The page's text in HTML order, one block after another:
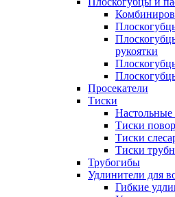
рукоятки
Просекатели
Тиски
Настольные
Тиски
Тиски
Тиски
Трубогибы
Удлинители для
Гибкие